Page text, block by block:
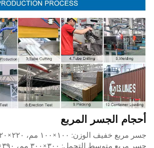
أحجام الجسر المربع
جسر مربع خفيف الوزن: ١٠٠×١٠٠ مم، ٢٢٠×٢٢٠ مم، ٢٩٠×٢٩٠ مم